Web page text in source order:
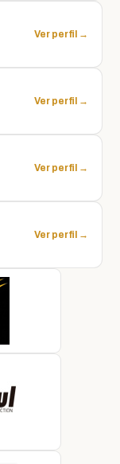
Ver perfil →
Ver perfil →
Ver perfil →
Ver perfil →